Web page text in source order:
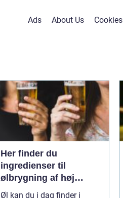
Ads About Us Cookies
Her finder du
ingredienser til
ølbrygning af høj
kvalitet
Øl kan du i dag finder i